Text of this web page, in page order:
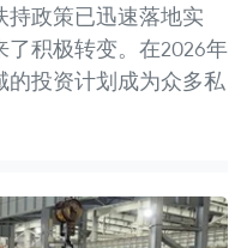
政策已迅速落地实
积极转变。在2026年
的投资计划成为众多私